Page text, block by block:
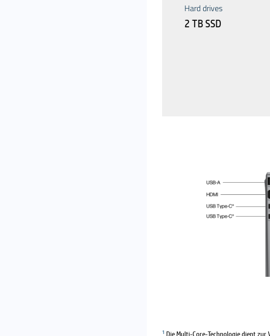
Hard drives
2 TB SSD
1 Die Multi-Core-Technologie dient